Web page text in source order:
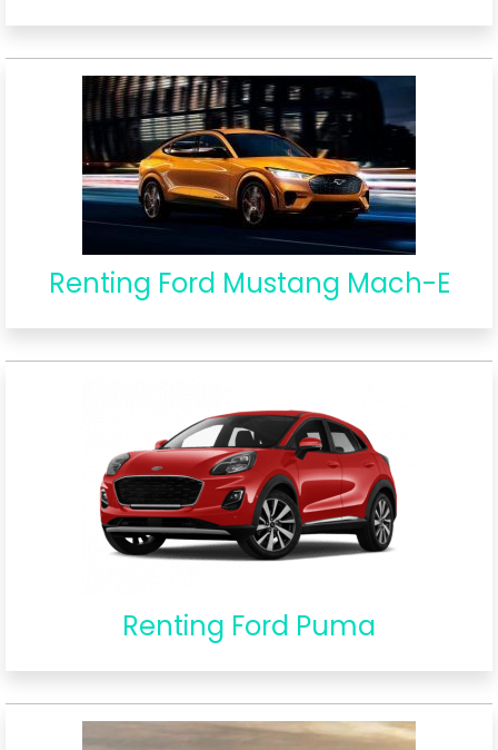
Renting Ford Mustang Mach-E
Renting Ford Puma